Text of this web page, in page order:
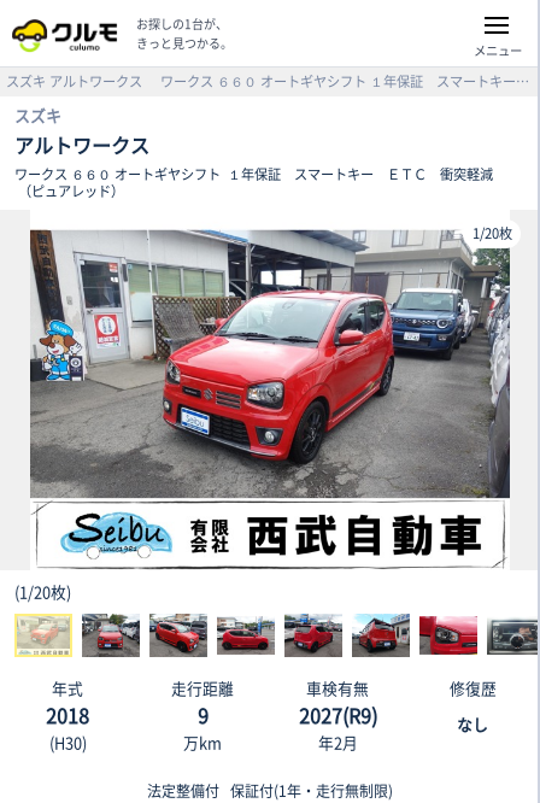
お探しの1台が、
きっと見つかる。
メニュー
スズキ アルトワークス ワークス ６６０ オートギヤシフト １年保証 スマートキー ＥＴＣ 衝突軽減 （ピュアレッド）
スズキ
アルトワークス
ワークス ６６０ オートギヤシフト １年保証 スマートキー ＥＴＣ 衝突軽減
（ピュアレッド）
1/20枚
(1/20枚)
年式
2018
(H30)
走行距離
9
万km
車検有無
2027(R9)
年2月
修復歴
なし
法定整備付 保証付(1年・走行無制限)